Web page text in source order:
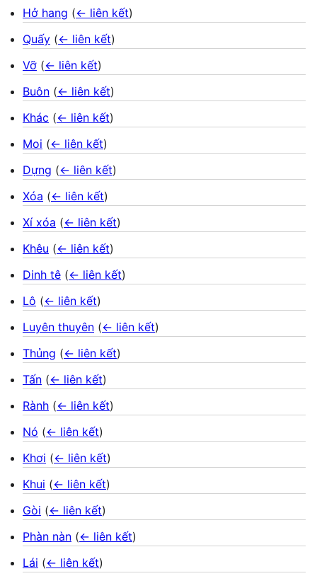
Hở hang (← liên kết)
Quấy (← liên kết)
Vỡ (← liên kết)
Buôn (← liên kết)
Khác (← liên kết)
Moi (← liên kết)
Dựng (← liên kết)
Xóa (← liên kết)
Xí xóa (← liên kết)
Khêu (← liên kết)
Dinh tê (← liên kết)
Lô (← liên kết)
Luyên thuyên (← liên kết)
Thủng (← liên kết)
Tấn (← liên kết)
Rành (← liên kết)
Nó (← liên kết)
Khơi (← liên kết)
Khui (← liên kết)
Gòi (← liên kết)
Phàn nàn (← liên kết)
Lái (← liên kết)